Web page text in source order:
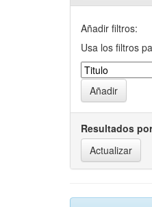
Añadir filtros:
Usa los filtros
Resultados